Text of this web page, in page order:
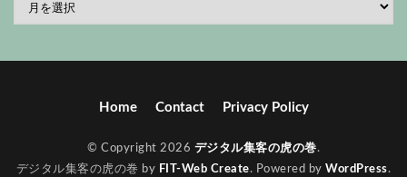
Home Contact Privacy Policy
© Copyright 2026 デジタル集客の虎の巻.
デジタル集客の虎の巻 by FIT-Web Create. Powered byWordPress.